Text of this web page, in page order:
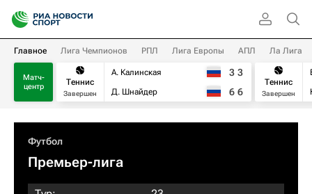
Главное Лига Чемпионов РПЛ Лига Европы АПЛ Ла Лига
Матч-
центр
Теннис
Завершен
А. Калинская
Д. Шнайдер
3 3
6 6
Теннис
Завершен
Футбол
Премьер-лига